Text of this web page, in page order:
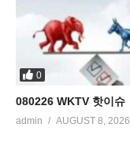
0
080226 WKTV 핫이슈
admin AUGUST 8, 2026